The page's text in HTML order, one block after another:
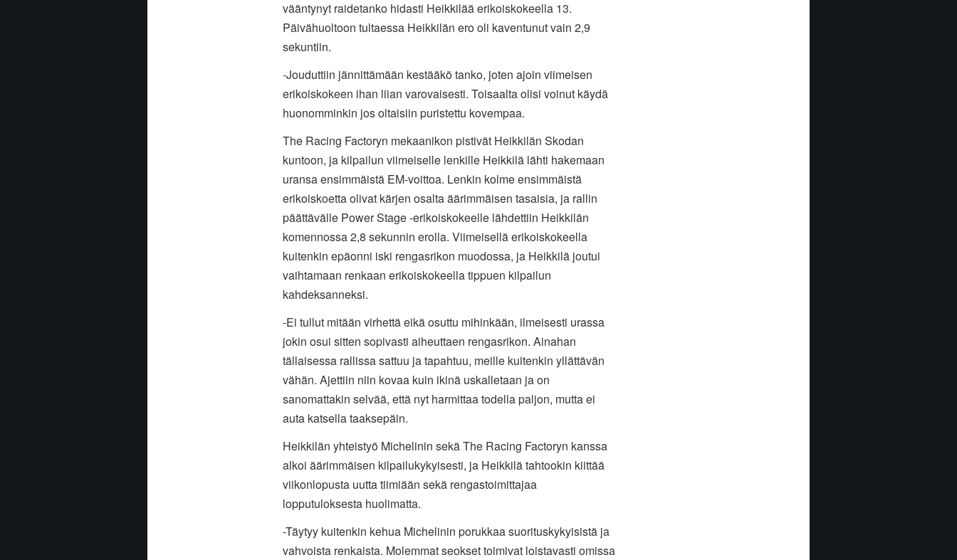
vääntynyt raidetanko hidasti Heikkilää erikoiskokeella 13.
Päivähuoltoon tultaessa Heikkilän ero oli kaventunut vain 2,9
sekuntiin.
-Jouduttiin jännittämään kestääkö tanko, joten ajoin viimeisen
erikoiskokeen ihan liian varovaisesti. Toisaalta olisi voinut käydä
huonomminkin jos oltaisiin puristettu kovempaa.
The Racing Factoryn mekaanikon pistivät Heikkilän Skodan
kuntoon, ja kilpailun viimeiselle lenkille Heikkilä lähti hakemaan
uransa ensimmäistä EM-voittoa. Lenkin kolme ensimmäistä
erikoiskoetta olivat kärjen osalta äärimmäisen tasaisia, ja rallin
päättävälle Power Stage -erikoiskokeelle lähdettiin Heikkilän
komennossa 2,8 sekunnin erolla. Viimeisellä erikoiskokeella
kuitenkin epäonni iski rengasrikon muodossa, ja Heikkilä joutui
vaihtamaan renkaan erikoiskokeella tippuen kilpailun
kahdeksanneksi.
-Ei tullut mitään virhettä eikä osuttu mihinkään, ilmeisesti urassa
jokin osui sitten sopivasti aiheuttaen rengasrikon. Ainahan
tällaisessa rallissa sattuu ja tapahtuu, meille kuitenkin yllättävän
vähän. Ajettiin niin kovaa kuin ikinä uskalletaan ja on
sanomattakin selvää, että nyt harmittaa todella paljon, mutta ei
auta katsella taaksepäin.
Heikkilän yhteistyö Michelinin sekä The Racing Factoryn kanssa
alkoi äärimmäisen kilpailukykyisesti, ja Heikkilä tahtookin kiittää
viikonlopusta uutta tiimiään sekä rengastoimittajaa
lopputuloksesta huolimatta.
-Täytyy kuitenkin kehua Michelinin porukkaa suorituskykyisistä ja
vahvoista renkaista. Molemmat seokset toimivat loistavasti omissa